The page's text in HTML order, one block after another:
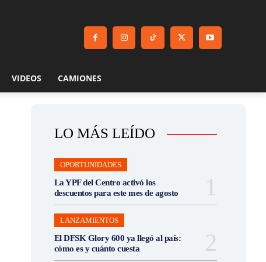
VIDEOS CAMIONES
LO MÁS LEÍDO
OPORTUNIDADES
La YPF del Centro activó los
descuentos para este mes de agosto
LANZAMIENTOS
El DFSK Glory 600 ya llegó al país:
cómo es y cuánto cuesta